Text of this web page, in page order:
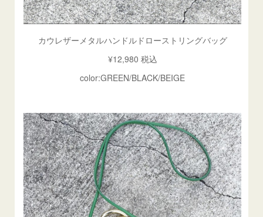
カウレザーメタルハンドルドローストリングバッグ
¥12,980 税込
color:GREEN/BLACK/BEIGE